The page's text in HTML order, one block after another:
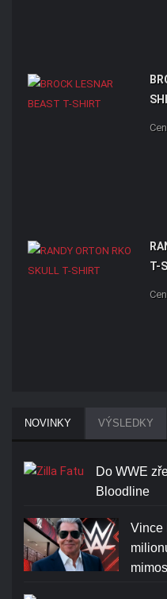
T-
NOVINKY VÝSLEDKY
Do WWE
Bloodline
Vince